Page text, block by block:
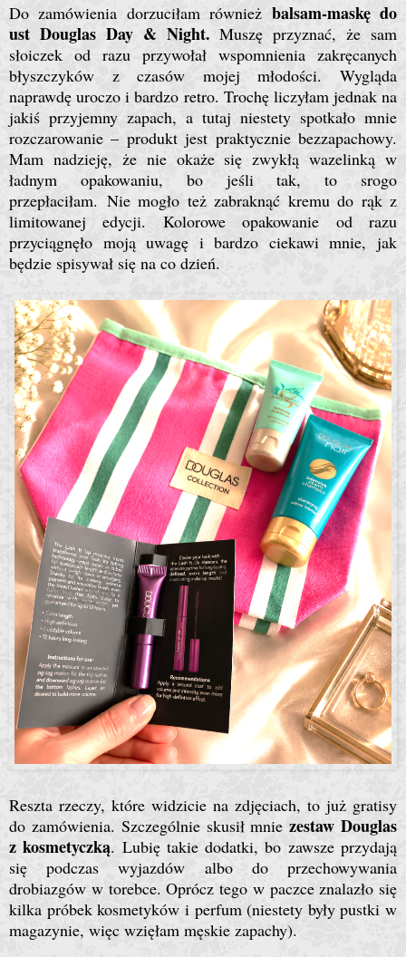
Do zamówienia dorzuciłam również balsam-maskę do
ust Douglas Day & Night. Muszę przyznać, że sam
słoiczek od razu przywołał wspomnienia zakręcanych
błyszczyków z czasów mojej młodości. Wygląda
naprawdę uroczo i bardzo retro. Trochę liczyłam jednak na
jakiś przyjemny zapach, a tutaj niestety spotkało mnie
rozczarowanie – produkt jest praktycznie bezzapachowy.
Mam nadzieję, że nie okaże się zwykłą wazelinką w
ładnym opakowaniu, bo jeśli tak, to srogo
przepłaciłam. Nie mogło też zabraknąć kremu do rąk z
limitowanej edycji. Kolorowe opakowanie od razu
przyciągnęło moją uwagę i bardzo ciekawi mnie, jak
będzie spisywał się na co dzień.
Reszta rzeczy, które widzicie na zdjęciach, to już gratisy
do zamówienia. Szczególnie skusił mniezestaw Douglas
z kosmetyczką. Lubię takie dodatki, bo zawsze przydają
się podczas wyjazdów albo do przechowywania
drobiazgów w torebce. Oprócz tego w paczce znalazło się
kilka próbek kosmetyków i perfum (niestety były pustki w
magazynie, więc wzięłam męskie zapachy).